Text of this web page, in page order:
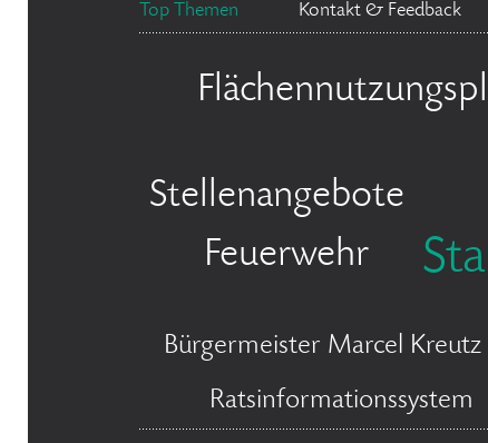
Top Themen Kontakt & Feedback
Stellenangebote
Feuerwehr
Bürgermeister Marcel Kreutz
Ratsinformationssystem